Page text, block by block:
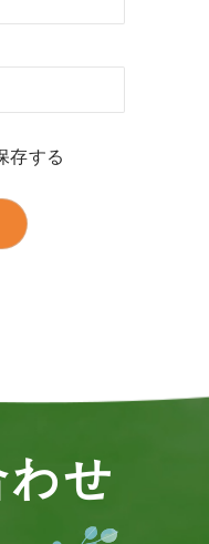
存する
せ